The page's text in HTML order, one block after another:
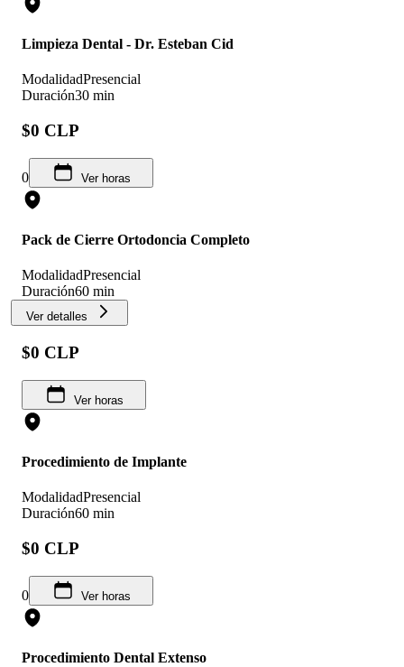
Limpieza Dental - Dr. Esteban Cid
ModalidadPresencial
Duración30 min
$0 CLP
0 Ver horas
Pack de Cierre Ortodoncia Completo
ModalidadPresencial
Duración60 min
Ver detalles
$0 CLP
Ver horas
Procedimiento de Implante
ModalidadPresencial
Duración60 min
$0 CLP
0 Ver horas
Procedimiento Dental Extenso